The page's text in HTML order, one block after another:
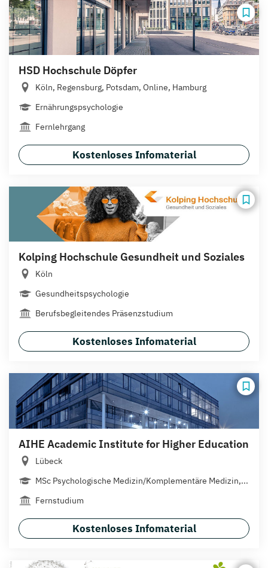
HSD Hochschule Döpfer
Köln, Regensburg, Potsdam, Online, Hamburg
Ernährungspsychologie
Fernlehrgang
Kostenloses Infomaterial
Kolping Hochschule Gesundheit und Soziales
Köln
Gesundheitspsychologie
Berufsbegleitendes Präsenzstudium
Kostenloses Infomaterial
AIHE Academic Institute for Higher Education
Lübeck
MSc Psychologische Medizin/Komplementäre Medizin,...
Fernstudium
Kostenloses Infomaterial